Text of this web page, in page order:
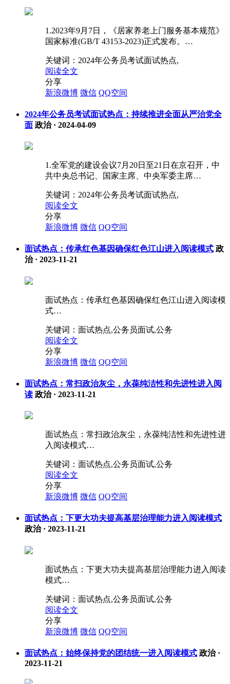
1.2023年9月7日，《居家养老上门服务基本规范》
国家标准(GB/T 43153-2023)正式发布。…
关键词： 2024年公务员考试面试热点,
阅读全文
分享
新浪微博 微信 QQ空间
2024年公务员考试面试热点：持续推进全面从严治党全
面 政治· 2024-04-09
1.全军党的建设会议7月20日至21日在京召开，中
共中央总书记、国家主席、中央军委主席…
关键词： 2024年公务员考试面试热点,
阅读全文
分享
新浪微博 微信 QQ空间
面试热点：传承红色基因确保红色江山进入阅读模式 政
治· 2023-11-21
面试热点：传承红色基因确保红色江山进入阅读模
式…
关键词： 面试热点,公务员面试,公务
阅读全文
分享
新浪微博 微信 QQ空间
面试热点：常扫政治灰尘，永葆纯洁性和先进性进入阅
读 政治· 2023-11-21
面试热点：常扫政治灰尘，永葆纯洁性和先进性进
入阅读模式…
关键词： 面试热点,公务员面试,公务
阅读全文
分享
新浪微博 微信 QQ空间
面试热点：下更大功夫提高基层治理能力进入阅读模式
政治· 2023-11-21
面试热点：下更大功夫提高基层治理能力进入阅读
模式…
关键词： 面试热点,公务员面试,公务
阅读全文
分享
新浪微博 微信 QQ空间
面试热点：始终保持党的团结统一进入阅读模式 政治·
2023-11-21